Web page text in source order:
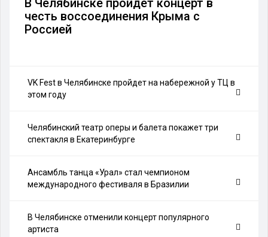
В Челябинске пройдет концерт в
честь воссоединения Крыма с
Россией
VK Fest в Челябинске пройдет на набережной у ТЦ в
этом году
Челябинский театр оперы и балета покажет три
спектакля в Екатеринбурге
Ансамбль танца «Урал» стал чемпионом
международного фестиваля в Бразилии
В Челябинске отменили концерт популярного
артиста